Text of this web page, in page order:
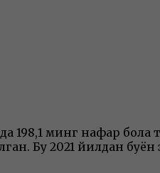
198,1 минг нафар
Бу 2021 йилдан